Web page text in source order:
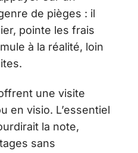
de pièges : il
pointe les frais
à la réalité, loin
une visite
en visio. L’essentiel
la note,
sans